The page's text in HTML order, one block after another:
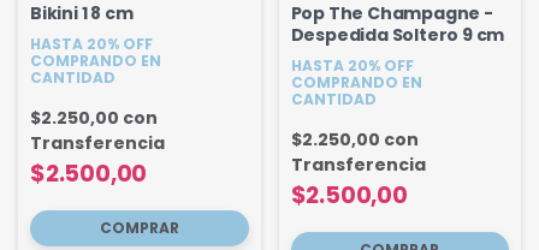
Bikini 1 8 cm
HASTA 20% OFF
COMPRANDO EN
CANTIDAD
$2.500,00
$2.250,00 con
Transferencia
Pop The Champagne -
Despedida Soltero 9 cm
HASTA 20% OFF
COMPRANDO EN
CANTIDAD
$2.500,00
$2.250,00 con
Transferencia